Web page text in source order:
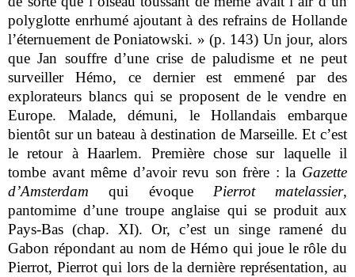
polyglotte enrhumé ajoutant à des refrains de Hollande
l’éternuement de Poniatowski. » (p. 143) Un jour, alors
que Jan souffre d’une crise de paludisme et ne peut
surveiller Hémo, ce dernier est emmené par des
explorateurs blancs qui se proposent de le vendre en
Europe. Malade, démuni, le Hollandais embarque
bientôt sur un bateau à destination de Marseille. Et c’est
le retour à Haarlem. Première chose sur laquelle il
tombe avant même d’avoir revu son frère : la Gazette
d’Amsterdam qui évoque Pierrot matelassier,
pantomime d’une troupe anglaise qui se produit aux
Pays-Bas (chap. XI). Or, c’est un singe ramené du
Gabon répondant au nom de Hémo qui joue le rôle du
Pierrot, Pierrot qui lors de la dernière représentation, au